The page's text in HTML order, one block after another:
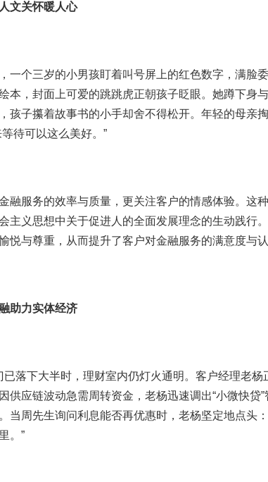
文关怀暖人心
一个三岁的小男孩盯着叫号屏上的红色数字，满脸
本，封面上可爱的跳跳虎正朝孩子眨眼。她蹲下身
孩子攥着故事书的小手却舍不得松开。年轻的母亲
待可以这么美好。”
融服务的效率与质量，更关注客户的情感体验。这
主义思想中关于促进人的全面发展理念的生动践行
悦与尊重，从而提升了客户对金融服务的满意度与认
助力实体经济
已落下大半时，理财室内仍灯火通明。客户经理老
供应链波动急需周转资金，老杨迅速调出“小微快贷
当周先生询问利息能否再优惠时，老杨坚定地点头
。”